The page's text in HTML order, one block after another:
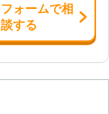
フォームで相
談する